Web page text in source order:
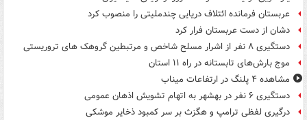
عربستان فرمانده ائتلاف دریایی چندملیتی را منصوب کرد
دشان از دست عربستان فرار کرد
دستگیری ۸ نفر از اشرار مسلح شاخص و مرتبطین گروهک های تروریستی
موج بارش‌های تابستانه در راه ۱۱ استان
مشاهده ۴ پلنگ در ارتفاعات میناب
دستگیری ۶ نفر در بهشهر به اتهام تشویش اذهان عمومی
درگیری لفظی ترامپ و هگزث بر سر کمبود ذخایر موشکی